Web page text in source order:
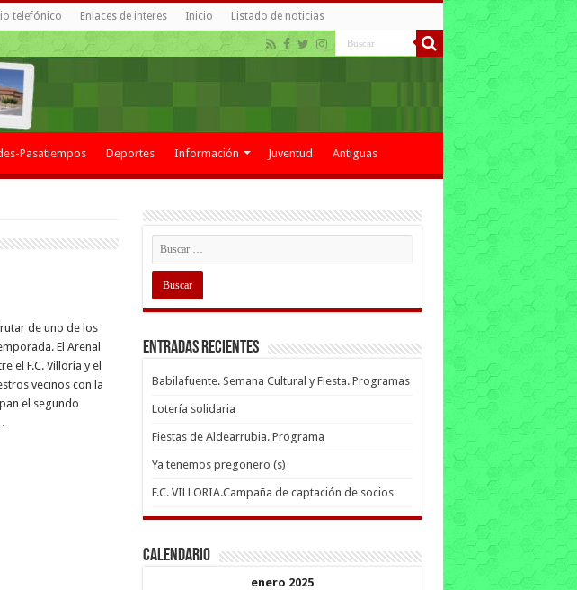
telefónico Enlaces de interes Inicio Listado de noticias
Pasatiempos Deportes Información Juventud Antiguas
de uno de los
El Arenal
el F.C. Villoria y el
vecinos con la
el segundo
Entradas recientes
Babilafuente. Semana Cultural y Fiesta. Programas
Lotería solidaria
Fiestas de Aldearrubia. Programa
Ya tenemos pregonero (s)
F.C. VILLORIA.Campaña de captación de socios
Calendario
enero 2025